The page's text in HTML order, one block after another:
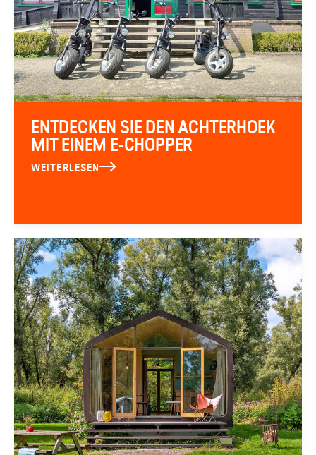
ENTDECKEN SIE DEN ACHTERHOEK
MIT EINEM E-CHOPPER
WEITERLESEN